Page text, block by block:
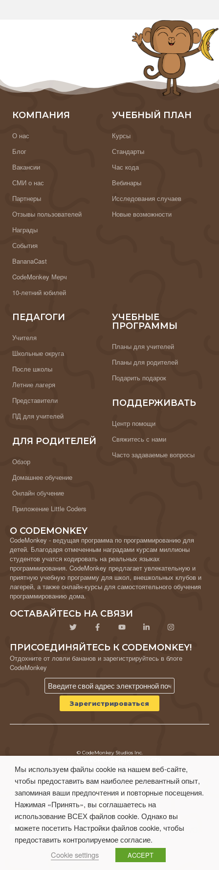
КОМПАНИЯ
О нас
Блог
Вакансии
СМИ о нас
Партнеры
Отзывы пользователей
Награды
События
BananaCast
CodeMonkey Мерч
10-летний юбилей
УЧЕБНЫЙ ПЛАН
Курсы
Стандарты
Час кода
Вебинары
Исследования случаев
Новые возможности
ПЕДАГОГИ
Учителя
Школьные округа
После школы
Летние лагеря
Представители
ПД для учителей
ДЛЯ РОДИТЕЛЕЙ
Обзор
Домашнее обучение
Онлайн обучение
Приложение Little Coders
УЧЕБНЫЕ
ПРОГРАММЫ
Планы для учителей
Планы для родителей
Подарить подарок
ПОДДЕРЖИВАТЬ
Центр помощи
Свяжитесь с нами
Часто задаваемые вопросы
О CODEMONKEY
CodeMonkey - ведущая программа по программированию для
детей. Благодаря отмеченным наградами курсам миллионы
студентов учатся кодировать на реальных языках
программирования. CodeMonkey предлагает увлекательную и
приятную учебную программу для школ, внешкольных клубов и
лагерей, а также онлайн-курсы для самостоятельного обучения
программированию дома.
ОСТАВАЙТЕСЬ НА СВЯЗИ
ПРИСОЕДИНЯЙТЕСЬ К CODEMONKEY!
Отдохните от ловли бананов и зарегистрируйтесь в блоге
CodeMonkey
© CodeMonkey Studios Inc.
Условия использования
Мы используем файлы cookie на нашем веб-сайте,
чтобы предоставить вам наиболее релевантный опыт,
запоминая ваши предпочтения и повторные посещения.
Нажимая «Принять», вы соглашаетесь на
использование ВСЕХ файлов cookie. Однако вы
можете посетить Настройки файлов cookie, чтобы
предоставить контролируемое согласие.
Cookie settings
ACCEPT